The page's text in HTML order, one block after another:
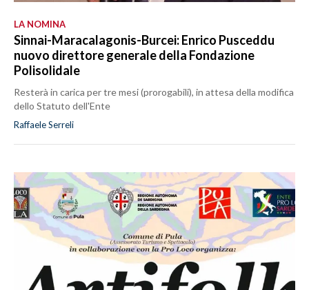
LA NOMINA
Sinnai-Maracalagonis-Burcei: Enrico Pusceddu
nuovo direttore generale della Fondazione
Polisolidale
Resterà in carica per tre mesi (prorogabili), in attesa della modifica
dello Statuto dell'Ente
Raffaele Serreli